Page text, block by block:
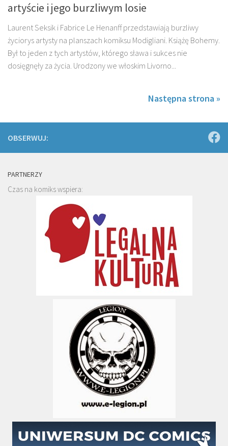
artyście i jego burzliwym losie
Laurent Seksik i Fabrice Le Henanff przedstawiają burzliwy
życiorys artysty na planszach komiksu Modigliani. Książę Bohemy.
Był to jeden z tych artystów, którego sława i sukces nie
dosięgnęły za życia. Urodzony we włoskim Livorno...
Następna strona »
OBSERWUJ:
PARTNERZY
Czas na komiks wspiera: